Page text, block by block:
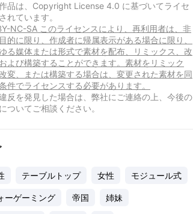
品は、Copyright License 4.0 に基づいてライセ
れています。
NC-SA このライセンスにより、再利用者は、非
的に限り、作成者に帰属表示がある場合に限り、
る媒体または形式で素材を配布、リミックス、改
よび構築することができます。素材をリミック
変、または構築する場合は、変更された素材を同
件でライセンスする必要があります。
反を発見した場合は、弊社にご連絡の上、今後の
ついてご相談ください。
テーブルトップ 女性 モジュール式
ーゲーミング 帝国 姉妹